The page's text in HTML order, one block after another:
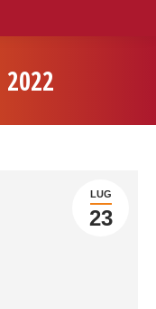
2022
LUG
23